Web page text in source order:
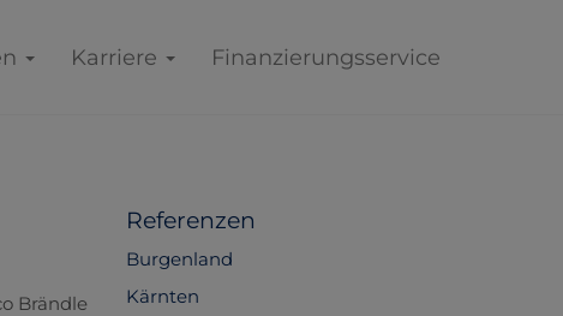
Karriere Finanzierungsservice
Brändle
Referenzen
Burgenland
Kärnten